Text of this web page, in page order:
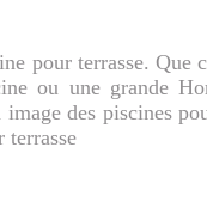
pour terrasse. Que
ou une grande
des piscines
terrasse